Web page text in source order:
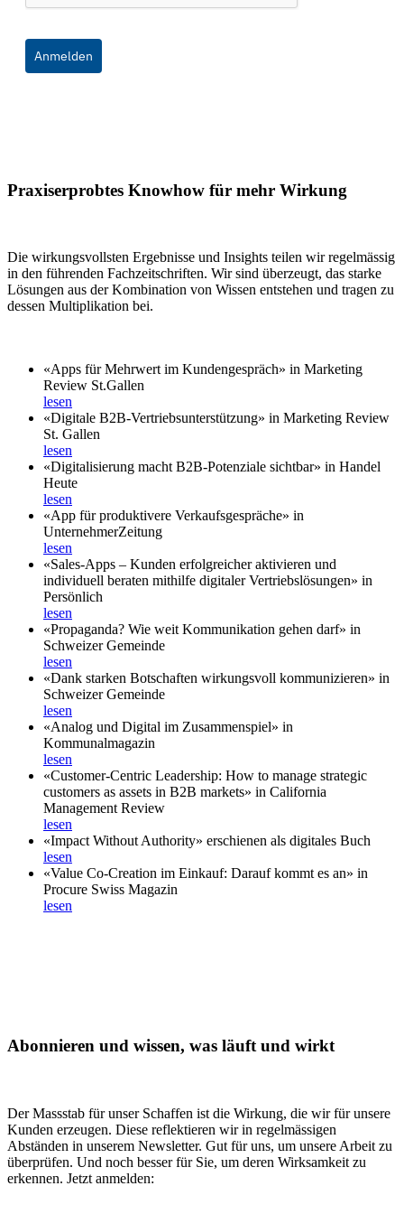
Anmelden
Praxiserprobtes Knowhow für mehr Wirkung
Die wirkungsvollsten Ergebnisse und Insights teilen wir regelmässig
in den führenden Fachzeitschriften. Wir sind überzeugt, das starke
Lösungen aus der Kombination von Wissen entstehen und tragen zu
dessen Multiplikation bei.
«Apps für Mehrwert im Kundengespräch» in Marketing
Review St.Gallen
lesen
«Digitale B2B-Vertriebsunterstützung» in Marketing Review
St. Gallen
lesen
«Digitalisierung macht B2B-Potenziale sichtbar» in Handel
Heute
lesen
«App für produktivere Verkaufsgespräche» in
UnternehmerZeitung
lesen
«Sales-Apps – Kunden erfolgreicher aktivieren und
individuell beraten mithilfe digitaler Vertriebslösungen» in
Persönlich
lesen
«Propaganda? Wie weit Kommunikation gehen darf» in
Schweizer Gemeinde
lesen
«Dank starken Botschaften wirkungsvoll kommunizieren» in
Schweizer Gemeinde
lesen
«Analog und Digital im Zusammenspiel» in
Kommunalmagazin
lesen
«Customer-Centric Leadership: How to manage strategic
customers as assets in B2B markets» in California
Management Review
lesen
«Impact Without Authority» erschienen als digitales Buch
lesen
«Value Co-Creation im Einkauf: Darauf kommt es an» in
Procure Swiss Magazin
lesen
Abonnieren und wissen, was läuft und wirkt
Der Massstab für unser Schaffen ist die Wirkung, die wir für unsere
Kunden erzeugen. Diese reflektieren wir in regelmässigen
Abständen in unserem Newsletter. Gut für uns, um unsere Arbeit zu
überprüfen. Und noch besser für Sie, um deren Wirksamkeit zu
erkennen. Jetzt anmelden: